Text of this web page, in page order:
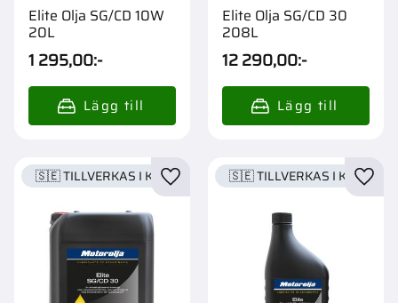
Elite Olja SG/CD 10W
20L
1 295,00:-
Elite Olja SG/CD 30
208L
12 290,00:-
🇸🇪 TILLVERKAS I KARLSTADLägg till i favoriter
🇸🇪 TILLVERKAS I